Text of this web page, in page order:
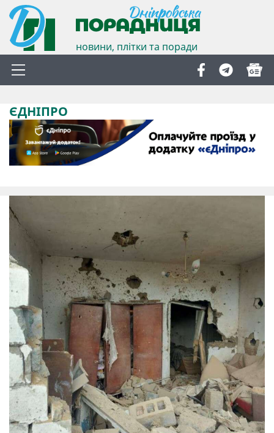
новини, плітки та поради
ЄДНІПРО